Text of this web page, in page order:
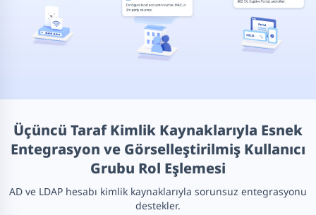
Üçüncü Taraf Kimlik Kaynaklarıyla Esnek
Entegrasyon ve Görselleştirilmiş Kullanıcı
Grubu Rol Eşlemesi
AD ve LDAP hesabı kimlik kaynaklarıyla sorunsuz entegrasyonu
destekler.